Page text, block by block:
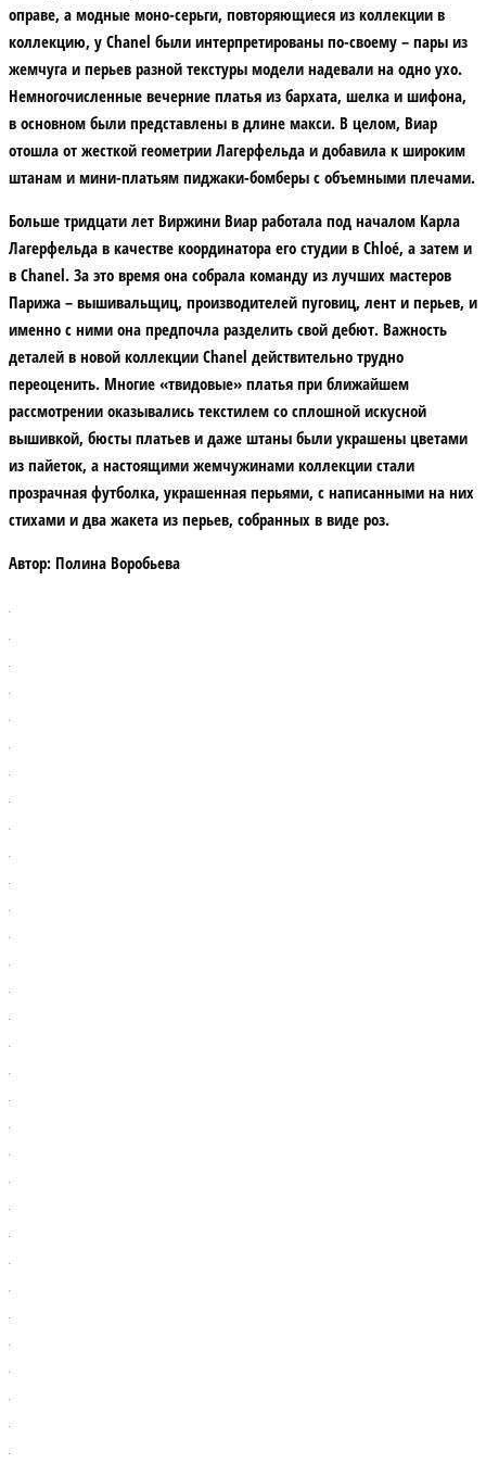
оправе, а модные моно-серьги, повторяющиеся из коллекции в
коллекцию, у Chanel были интерпретированы по-своему – пары из
жемчуга и перьев разной текстуры модели надевали на одно ухо.
Немногочисленные вечерние платья из бархата, шелка и шифона,
в основном были представлены в длине макси. В целом, Виар
отошла от жесткой геометрии Лагерфельда и добавила к широким
штанам и мини-платьям пиджаки-бомберы с объемными плечами.
Больше тридцати лет Виржини Виар работала под началом Карла
Лагерфельда в качестве координатора его студии в Chloé, а затем и
в Chanel. За это время она собрала команду из лучших мастеров
Парижа – вышивальщиц, производителей пуговиц, лент и перьев, и
именно с ними она предпочла разделить свой дебют. Важность
деталей в новой коллекции Chanel действительно трудно
переоценить. Многие «твидовые» платья при ближайшем
рассмотрении оказывались текстилем со сплошной искусной
вышивкой, бюсты платьев и даже штаны были украшены цветами
из пайеток, а настоящими жемчужинами коллекции стали
прозрачная футболка, украшенная перьями, с написанными на них
стихами и два жакета из перьев, собранных в виде роз.
Автор: Полина Воробьева